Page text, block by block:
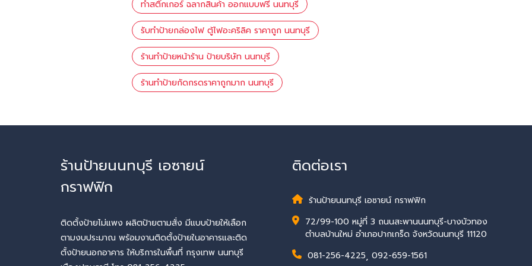
ทำสติ๊กเกอร์ ฉลากสินค้า ออกแบบฟรี นนทบุรี
รับทำป้ายกล่องไฟ ตู้ไฟอะคริลิค ราคาถูก นนทบุรี
ร้านทำป้ายหน้าร้าน ป้ายบริษัท นนทบุรี
ร้านทำป้ายกัดกรดราคาถูกมาก นนทบุรี
ร้านป้ายนนทบุรี เอซายน์
กราฟฟิก
ติดตั้งป้ายไม่แพง ผลิตป้ายตามสั่ง มีแบบป้ายให้เลือก
ตามงบประมาณ พร้อมงานติดตั้งป้ายในอาคารและติด
ตั้งป้ายนอกอาคาร ให้บริการในพื้นที่ กรุงเทพ นนทบุรี
ติดต่อเรา
ร้านป้ายนนทบุรี เอซายน์ กราฟฟิก
72/99-100 หมู่ที่ 3 ถนนสะพานนนทบุรี-บางบัวทอง
ตำบลบ้านใหม่ อำเภอปากเกร็ด จังหวัดนนทบุรี 11120
081-256-4225, 092-659-1561